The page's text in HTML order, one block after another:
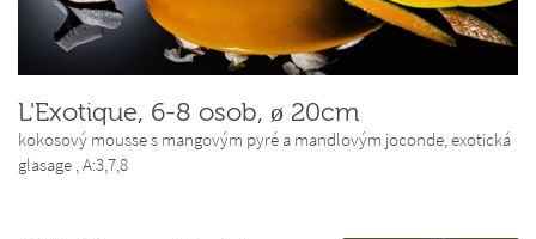
L'Exotique, 6-8 osob, ø 20cm
kokosový mousse s mangovým pyré a mandlovým joconde, exotická
glasage ,A:3,7,8